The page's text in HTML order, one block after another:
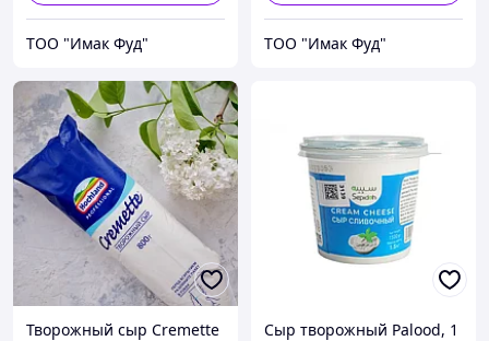
ТОО "Имак Фуд" ТОО "Имак Фуд"
Творожный сыр Cremette
Сыр творожный Palood, 1